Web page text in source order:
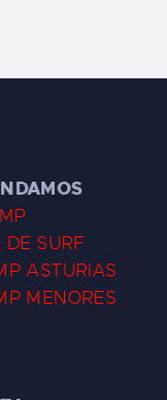
DE SURF
ASTURIAS
MENORES